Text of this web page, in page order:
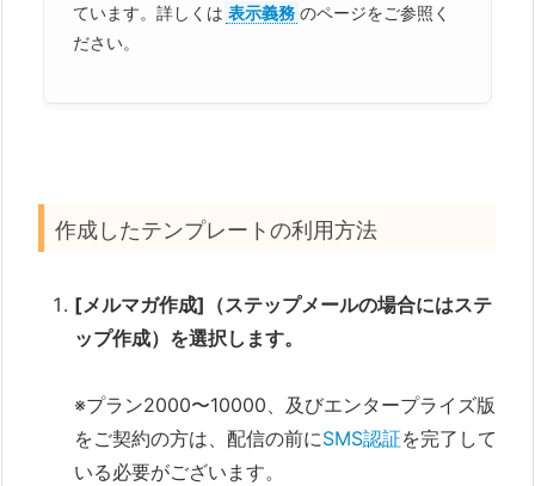
ています。詳しくは 表示義務 のページをご参照く
ださい。
作成したテンプレートの利用方法
[メルマガ作成]（ステップメールの場合にはステ
ップ作成）を選択します。
※プラン2000〜10000、及びエンタープライズ版
をご契約の方は、配信の前にSMS認証を完了して
いる必要がございます。